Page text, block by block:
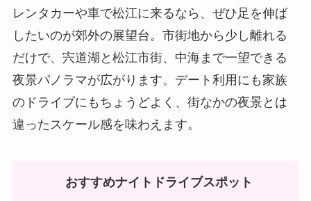
レンタカーや車で松江に来るなら、ぜひ足を伸ば
したいのが郊外の展望台。市街地から少し離れる
だけで、宍道湖と松江市街、中海まで一望できる
夜景パノラマが広がります。デート利用にも家族
のドライブにもちょうどよく、街なかの夜景とは
違ったスケール感を味わえます。
おすすめナイトドライブスポット